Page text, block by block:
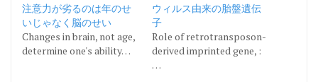
注意力が劣るのは年のせ
いじゃなく脳のせい
Changes in brain, not age,
determine one's ability…
ウィルス由来の胎盤遺伝
子
Role of retrotransposon-
derived imprinted gene, :
…